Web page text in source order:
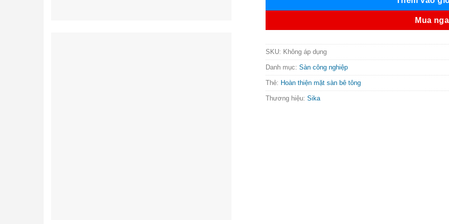
Mua
SKU: Không áp dụng
Danh mục: Sàn công nghiệp
Thẻ: Hoàn thiện mặt sàn bê tông
Thương hiệu: Sika